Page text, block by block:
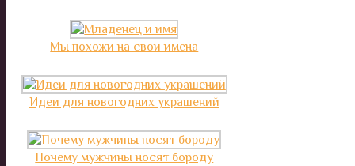
Мы похожи на свои имена
Идеи для новогодних украшений
Почему мужчины носят бороду